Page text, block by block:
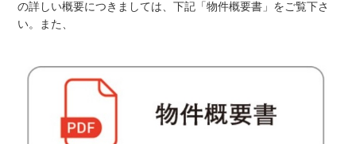
の詳しい概要につきましては、下記「物件概要書」をご覧下さ
い。また、